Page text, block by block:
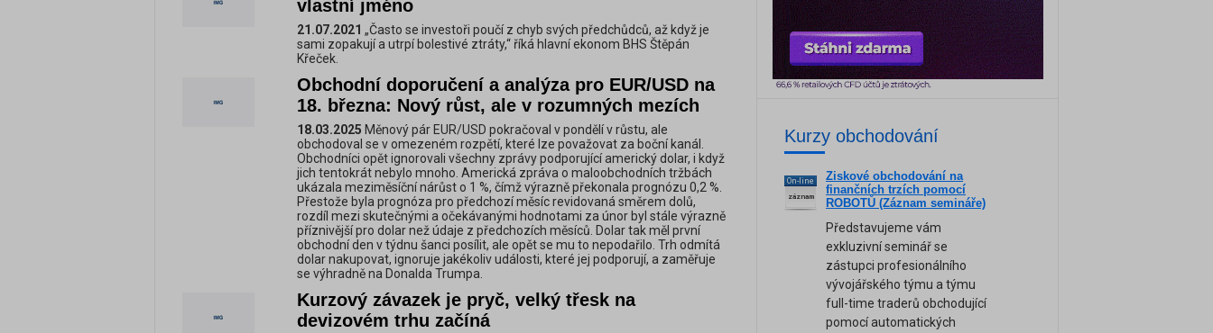
vlastní jméno
21.07.2021 „Často se investoři poučí z chyb svých předchůdců, až když je
sami zopakují a utrpí bolestivé ztráty,“ říká hlavní ekonom BHS Štěpán
Křeček.
Obchodní doporučení a analýza pro EUR/USD na
18. března: Nový růst, ale v rozumných mezích
18.03.2025 Měnový pár EUR/USD pokračoval v pondělí v růstu, ale
obchodoval se v omezeném rozpětí, které lze považovat za boční kanál.
Obchodníci opět ignorovali všechny zprávy podporující americký dolar, i když
jich tentokrát nebylo mnoho. Americká zpráva o maloobchodních tržbách
ukázala meziměsíční nárůst o 1 %, čímž výrazně překonala prognózu 0,2 %.
Přestože byla prognóza pro předchozí měsíc revidovaná směrem dolů,
rozdíl mezi skutečnými a očekávanými hodnotami za únor byl stále výrazně
příznivější pro dolar než údaje z předchozích měsíců. Dolar tak měl první
obchodní den v týdnu šanci posílit, ale opět se mu to nepodařilo. Trh odmítá
dolar nakupovat, ignoruje jakékoliv události, které jej podporují, a zaměřuje
se výhradně na Donalda Trumpa.
Kurzový závazek je pryč, velký třesk na
devizovém trhu začíná
Kurzy obchodování
On-line
záznam
Ziskové obchodování na
finančních trzích pomocí
ROBOTŮ (Záznam semináře)
Představujeme vám
exkluzivní seminář se
zástupci profesionálního
vývojářského týmu a týmu
full-time traderů obchodující
pomocí automatických